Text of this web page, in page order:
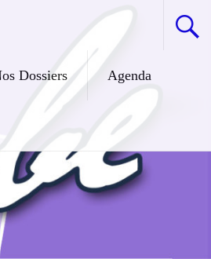
Dossiers Agenda